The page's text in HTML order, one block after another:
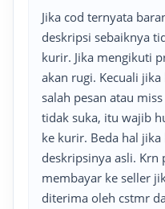
Jika cod ternyata
deskripsi sebaiknya
kurir. Jika mengikuti
akan rugi. Kecuali
salah pesan atau
tidak suka, itu wajib
ke kurir. Beda hal
deskripsinya asli. Krn
membayar ke seller
diterima oleh cstmr